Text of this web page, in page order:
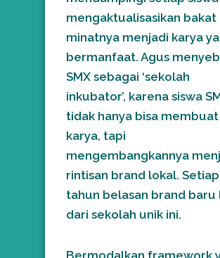
mengaktualisasikan bakat
minatnya menjadi karya
bermanfaat. Agus
SMX sebagai ‘sekolah
inkubator’, karena siswa
tidak hanya bisa membuat
karya, tapi
mengembangkannya
rintisan brand lokal. Setiap
tahun belasan brand baru
dari sekolah unik ini.
Bermodalkan framework